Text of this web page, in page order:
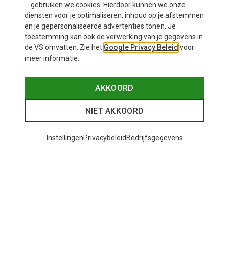
... gebruiken we cookies. Hierdoor kunnen we onze
diensten voor je optimaliseren, inhoud op je afstemmen
en je gepersonaliseerde advertenties tonen. Je
toestemming kan ook de verwerking van je gegevens in
de VS omvatten. Zie het Google Privacy Beleid voor
meer informatie.
AKKOORD
NIET AKKOORD
InstellingenPrivacybeleid Bedrijfsgegevens